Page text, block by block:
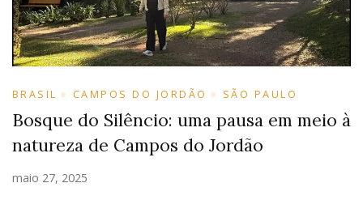
BRASIL CAMPOS DO JORDÃO SÃO PAULO
Bosque do Silêncio: uma pausa em meio à
natureza de Campos do Jordão
maio 27, 2025